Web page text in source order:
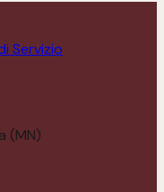
Servizio
(MN)